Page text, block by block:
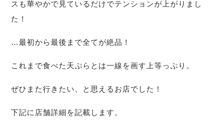
スも華やかで見ているだけでテンションが上がりまし
た！
…最初から最後まで全てが絶品！
これまで食べた天ぷらとは一線を画す上等っぷり。
ぜひまた行きたい、と思えるお店でした！
下記に店舗詳細を記載します。